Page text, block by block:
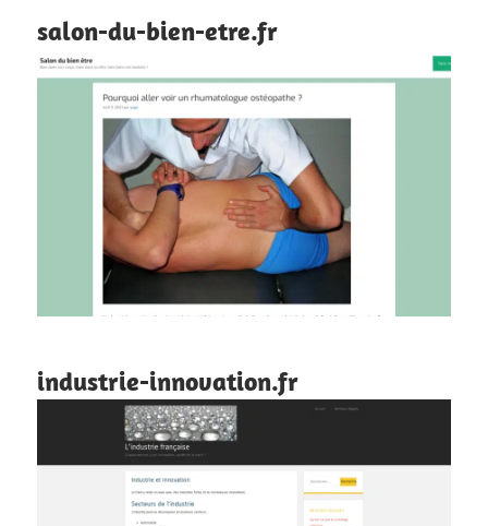
salon-du-bien-etre.fr
industrie-innovation.fr